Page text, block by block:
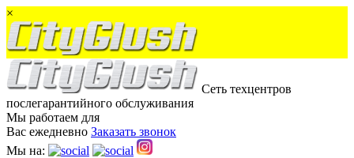
×
Сеть техцентров
послегарантийного обслуживания
Мы работаем для
Вас ежедневно Заказать звонок
Мы на: